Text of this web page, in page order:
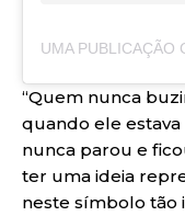
“Quem nunca
quando ele
nunca parou e
ter uma ideia
neste símbolo tão